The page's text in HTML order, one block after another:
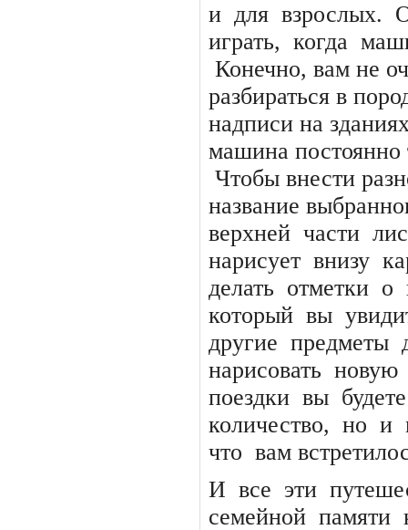
и для взрослых.
играть, когда
Конечно, вам не
разбираться в
надписи на
машина постоянно
Чтобы внести
название
верхней части
нарисует внизу
делать отметки о
который вы
другие предметы
нарисовать новую
поездки вы будете
количество, но и
что вам
И все эти
семейной памяти